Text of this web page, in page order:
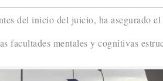
del inicio del juicio, ha asegurado el
facultades mentales y cognitivas